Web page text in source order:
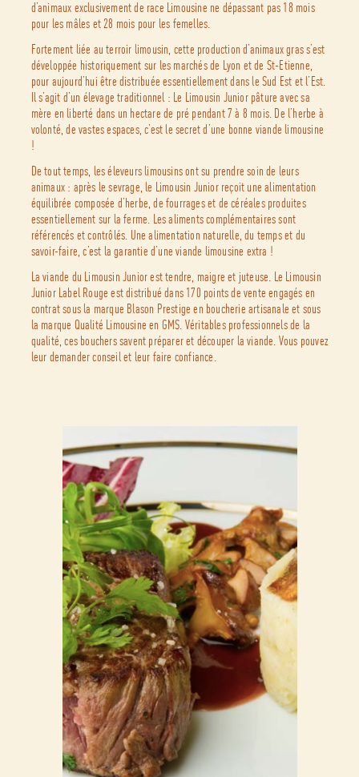
d’animaux exclusivement de race Limousine ne dépassant pas 18 mois
pour les mâles et 28 mois pour les femelles.
Fortement liée au terroir limousin, cette production d’animaux gras s’est
développée historiquement sur les marchés de Lyon et de St-Etienne,
pour aujourd’hui être distribuée essentiellement dans le Sud Est et l’Est.
Il s’agit d’un élevage traditionnel : Le Limousin Junior pâture avec sa
mère en liberté dans un hectare de pré pendant 7 à 8 mois. De l’herbe à
volonté, de vastes espaces, c’est le secret d’une bonne viande limousine
!
De tout temps, les éleveurs limousins ont su prendre soin de leurs
animaux : après le sevrage, le Limousin Junior reçoit une alimentation
équilibrée composée d’herbe, de fourrages et de céréales produites
essentiellement sur la ferme. Les aliments complémentaires sont
référencés et contrôlés. Une alimentation naturelle, du temps et du
savoir-faire, c’est la garantie d’une viande limousine extra !
La viande du Limousin Junior est tendre, maigre et juteuse. Le Limousin
Junior Label Rouge est distribué dans 170 points de vente engagés en
contrat sous la marque Blason Prestige en boucherie artisanale et sous
la marque Qualité Limousine en GMS. Véritables professionnels de la
qualité, ces bouchers savent préparer et découper la viande. Vous pouvez
leur demander conseil et leur faire confiance.